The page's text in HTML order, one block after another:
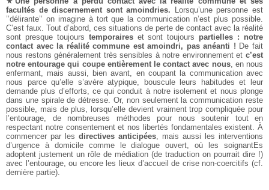
facultés de discernement sont amoindries. Lorsqu’une personne est
’’délirante’’ on imagine à tort que la communication n’est plus possible.
C’est faux. Tout d’abord, ces situations de perte de contact avec la réalité
sont presque toujours temporaireset sont toujours partielles : notre
contact avec la réalité commune est amoindri, pas anéanti ! De fait
nous restons généralement très sensibles à notre environnement et c’est
notre entourage qui coupe entièrement le contact avec nous, en nous
enfermant, mais aussi, bien avant, en coupant la communication avec
nous parce qu’elle s’avère atypique, bouscule leurs habitudes et leur
demande plus d’efforts, ce qui conduit à notre isolement et nous plonge
dans une spirale de détresse. Or, non seulement la communication reste
possible, mais de plus, lorsqu’elle devient vraiment trop compliquée pour
l’entourage, de nombreuses méthodes pour nous soutenir tout en
respectant notre consentement et nos libertés fondamentales existent. À
commencer par les directives anticipées, mais aussi les interventions
d’urgence à domicile comme le dialogue ouvert, où les soignantEs
adoptent justement un rôle de médiation (de traduction on pourrait dire !)
avec l’entourage, ou encore les lieux d’accueil de crise non-coercitifs (cf.
dernière partie).